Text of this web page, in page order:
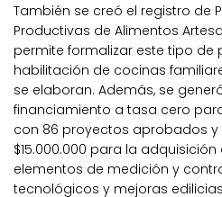
También se creó el registro de
Productivas de Alimentos
permite formalizar este tipo
habilitación de cocinas
se elaboran. Además, se
financiamiento a tasa cero para
con 86 proyectos aprobados
$15.000.000 para la
elementos de medición y
tecnológicos y mejoras